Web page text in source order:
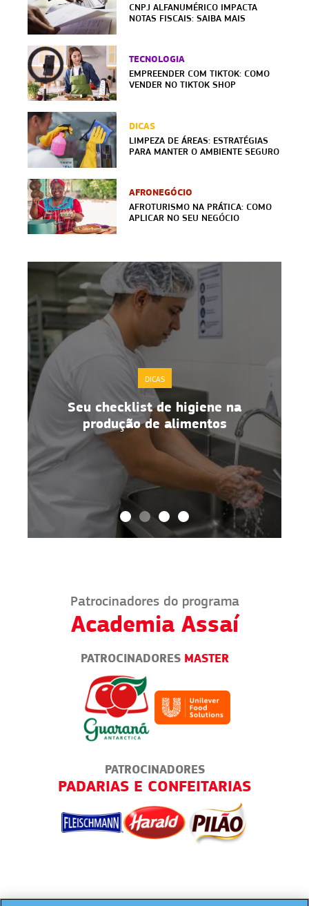
CNPJ ALFANUMÉRICO IMPACTA
NOTAS FISCAIS: SAIBA MAIS
TECNOLOGIA
EMPREENDER COM TIKTOK: COMO
VENDER NO TIKTOK SHOP
DICAS
LIMPEZA DE ÁREAS: ESTRATÉGIAS
PARA MANTER O AMBIENTE SEGURO
AFRONEGÓCIO
AFROTURISMO NA PRÁTICA: COMO
APLICAR NO SEU NEGÓCIO
DICAS
Boas práticas de manipulação de
alimentos no dia a dia
Patrocinadores do programa
Academia Assaí
PATROCINADORES MASTER
PATROCINADORES
PADARIAS E CONFEITARIAS